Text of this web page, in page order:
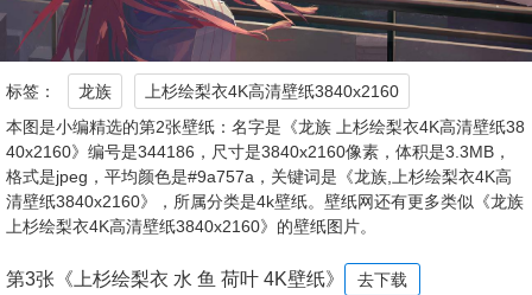
标签： 龙族
上杉绘梨衣4K高清壁纸3840x2160
本图是小编精选的第2张壁纸：名字是《龙族 上杉绘梨衣4K高清壁纸38
40x2160》编号是344186，尺寸是3840x2160像素，体积是3.3MB，
格式是jpeg，平均颜色是#9a757a，关键词是《龙族,上杉绘梨衣4K高
清壁纸3840x2160》，所属分类是4k壁纸。壁纸网还有更多类似《龙族
上杉绘梨衣4K高清壁纸3840x2160》的壁纸图片。
第3张《上杉绘梨衣 水 鱼 荷叶 4K壁纸》 去下载